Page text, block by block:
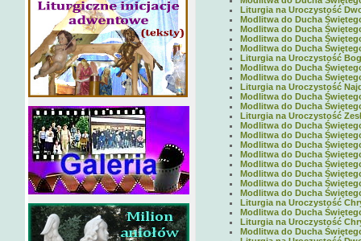
Liturgia na Uroczystość
Modlitwa do Ducha
Modlitwa do Ducha
Modlitwa do Ducha
Modlitwa do Ducha
Liturgia na Uroczystość
Modlitwa do Ducha
Modlitwa do Ducha
Liturgia na Uroczystość
Modlitwa do Ducha
Modlitwa do Ducha
Liturgia na Uroczystość
Modlitwa do Ducha
Modlitwa do Ducha
Modlitwa do Ducha
Modlitwa do Ducha
Modlitwa do Ducha
Modlitwa do Ducha
Modlitwa do Ducha
Modlitwa do Ducha
Liturgia na Uroczystość
Modlitwa do Ducha
Liturgia na Uroczystość
Modlitwa do Ducha